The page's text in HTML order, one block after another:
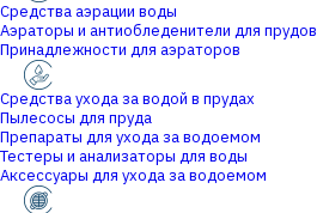
Средства аэрации воды
Аэраторы и антиобледенители для прудов
Принадлежности для аэраторов
Средства ухода за водой в прудах
Пылесосы для пруда
Препараты для ухода за водоемом
Тестеры и анализаторы для воды
Аксессуары для ухода за водоемом